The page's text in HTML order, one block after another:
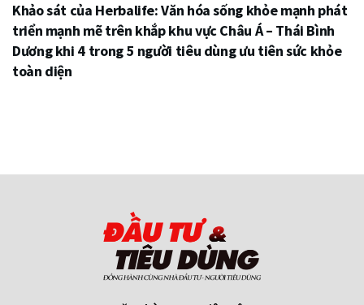
Khảo sát của Herbalife: Văn hóa sống khỏe mạnh phát
triển mạnh mẽ trên khắp khu vực Châu Á – Thái Bình
Dương khi 4 trong 5 người tiêu dùng ưu tiên sức khỏe
toàn diện